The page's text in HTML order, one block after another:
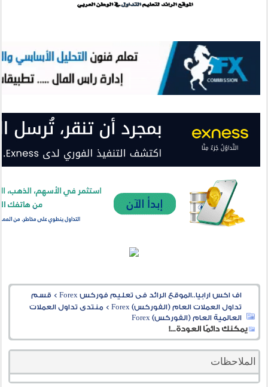
اف اكس ارابيا..الموقع الرائد فى تعليم فوركس Forex > قسم
تداول العملات العام (الفوركس) Forex
> منتدى تداول العملات
العالمية العام (الفوركس) Forex
يمكنك دائمًا العودة...!
الملاحظات